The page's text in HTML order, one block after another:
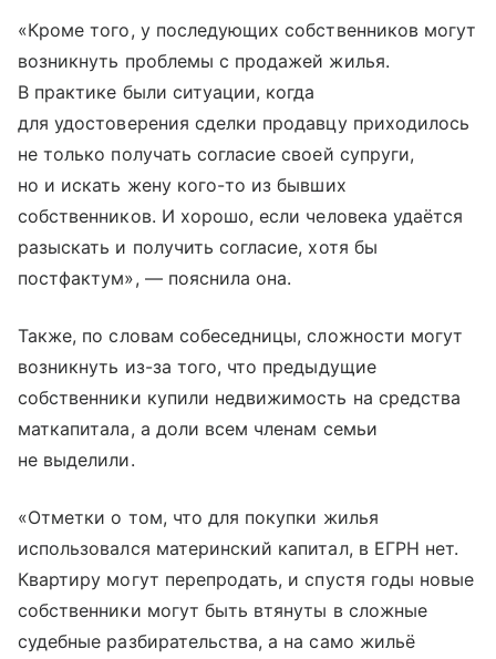
«Кроме того, у последующих собственников могут
возникнуть проблемы с продажей жилья.
В практике были ситуации, когда
для удостоверения сделки продавцу приходилось
не только получать согласие своей супруги,
но и искать жену кого-то из бывших
собственников. И хорошо, если человека удаётся
разыскать и получить согласие, хотя бы
постфактум», — пояснила она.
Также, по словам собеседницы, сложности могут
возникнуть из-за того, что предыдущие
собственники купили недвижимость на средства
маткапитала, а доли всем членам семьи
не выделили.
«Отметки о том, что для покупки жилья
использовался материнский капитал, в ЕГРН нет.
Квартиру могут перепродать, и спустя годы новые
собственники могут быть втянуты в сложные
судебные разбирательства, а на само жильё